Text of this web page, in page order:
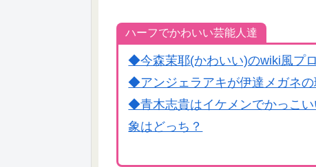
ハーフでかわいい芸能人達
◆今森茉耶(かわいい)のwiki風プ
◆アンジェラアキが伊達メガネの
◆青木志貴はイケメンでかっこ
象はどっち？